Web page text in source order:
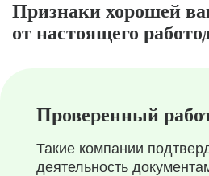
Признаки хорошей
от настоящего
Проверенный
Такие компании
деятельность